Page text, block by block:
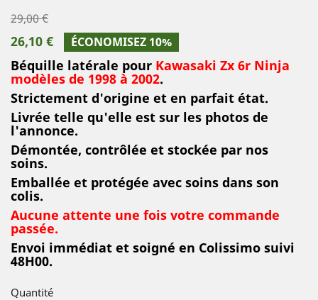
29,00 €
26,10 € ÉCONOMISEZ 10%
Béquille latérale pour Kawasaki Zx 6r Ninja
modèles de 1998 à 2002.
Strictement d'origine et en parfait état.
Livrée telle qu'elle est sur les photos de
l'annonce.
Démontée, contrôlée et stockée par nos
soins.
Emballée et protégée avec soins dans son
colis.
Aucune attente une fois votre commande
passée.
Envoi immédiat et soigné en Colissimo suivi
48H00.
Quantité